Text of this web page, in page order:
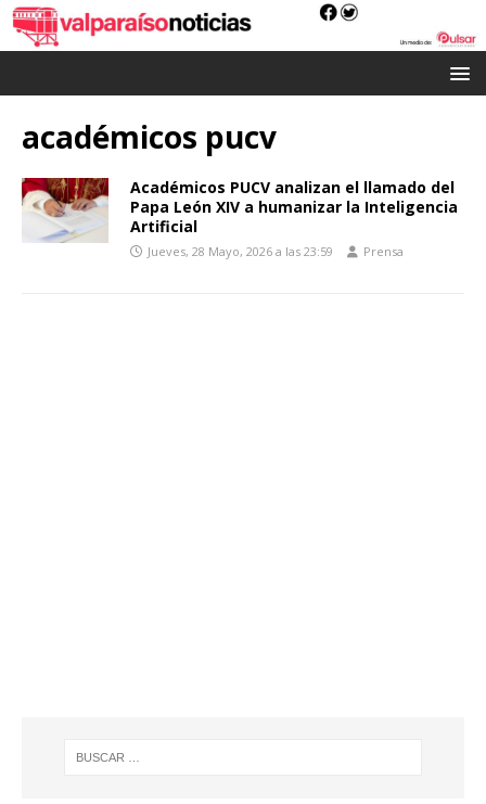
académicos pucv
Académicos PUCV analizan el llamado del
Papa León XIV a humanizar la Inteligencia
Artificial
Jueves, 28 Mayo, 2026 a las 23:59 Prensa